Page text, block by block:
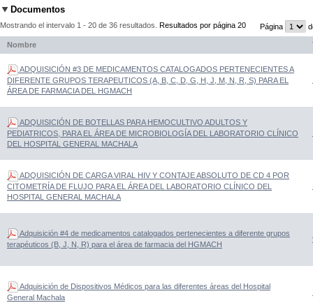
Documentos
Mostrando el intervalo 1 - 20 de 36 resultados. Resultados por página 20 Página
Nombre
ADQUISICIÓN #3 DE MEDICAMENTOS CATALOGADOS PERTENECIENTES A
DIFERENTE GRUPOS TERAPEUTICOS (A, B, C, D, G, H, J, M, N, R, S) PARA EL
ÁREA DE FARMACIA DEL HGMACH
ADQUISICIÓN DE BOTELLAS PARA HEMOCULTIVO ADULTOS Y
PEDIATRICOS, PARA EL ÁREA DE MICROBIOLOGÍA DEL LABORATORIO CLÍNICO
DEL HOSPITAL GENERAL MACHALA
ADQUISICIÓN DE CARGA VIRAL HIV Y CONTAJE ABSOLUTO DE CD 4 POR
CITOMETRÍA DE FLUJO PARA EL ÁREA DEL LABORATORIO CLÍNICO DEL
HOSPITAL GENERAL MACHALA
Adquisición #4 de medicamentos catalogados pertenecientes a diferente grupos
terapéuticos (B, J, N, R) para el área de farmacia del HGMACH
Adquisición de Dispositivos Médicos para las diferentes áreas del Hospital
General Machala